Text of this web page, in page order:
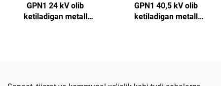
GPN1 24 kV olib
ketiladigan metall
GPN1 40,5 kV olib
ketiladigan metall